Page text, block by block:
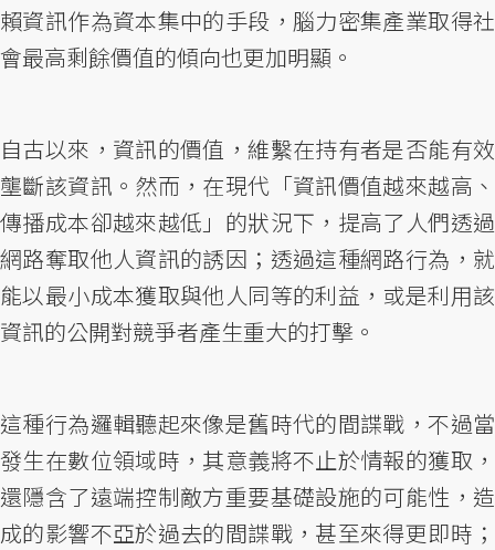
賴資訊作為資本集中的手段，腦力密集產業取得社
會最高剩餘價值的傾向也更加明顯。
自古以來，資訊的價值，維繫在持有者是否能有效
壟斷該資訊。然而，在現代「資訊價值越來越高、
傳播成本卻越來越低」的狀況下，提高了人們透過
網路奪取他人資訊的誘因；透過這種網路行為，就
能以最小成本獲取與他人同等的利益，或是利用該
資訊的公開對競爭者產生重大的打擊。
這種行為邏輯聽起來像是舊時代的間諜戰，不過當
發生在數位領域時，其意義將不止於情報的獲取，
還隱含了遠端控制敵方重要基礎設施的可能性，造
成的影響不亞於過去的間諜戰，甚至來得更即時；